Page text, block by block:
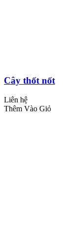
Cây thốt nốt
Liên hệ
Thêm Vào Giỏ